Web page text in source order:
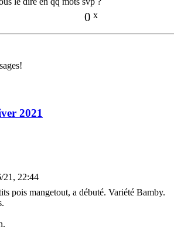
0 x
2021
21, 22:44
pois mangetout, a débuté. Variété Bamby.